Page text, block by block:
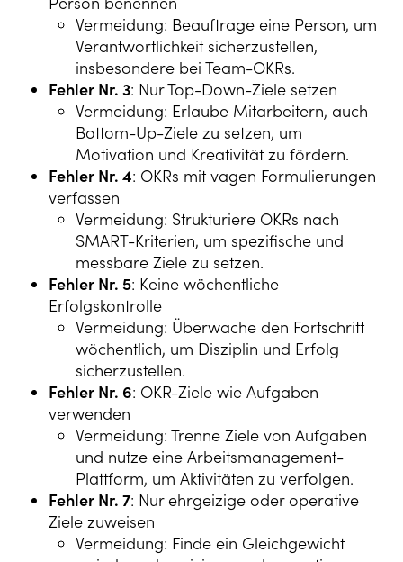
Vermeidung: Beauftrage eine Person, um
Verantwortlichkeit sicherzustellen,
insbesondere bei Team-OKRs.
Fehler Nr. 3: Nur Top-Down-Ziele setzen
Vermeidung: Erlaube Mitarbeitern, auch
Bottom-Up-Ziele zu setzen, um
Motivation und Kreativität zu fördern.
Fehler Nr. 4: OKRs mit vagen Formulierungen
verfassen
Vermeidung: Strukturiere OKRs nach
SMART-Kriterien, um spezifische und
messbare Ziele zu setzen.
Fehler Nr. 5: Keine wöchentliche
Erfolgskontrolle
Vermeidung: Überwache den Fortschritt
wöchentlich, um Disziplin und Erfolg
sicherzustellen.
Fehler Nr. 6: OKR-Ziele wie Aufgaben
verwenden
Vermeidung: Trenne Ziele von Aufgaben
und nutze eine Arbeitsmanagement-
Plattform, um Aktivitäten zu verfolgen.
Fehler Nr. 7: Nur ehrgeizige oder operative
Ziele zuweisen
Vermeidung: Finde ein Gleichgewicht